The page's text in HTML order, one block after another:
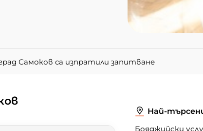
Самоков са изпратили запитване
Най-
Бояджийски